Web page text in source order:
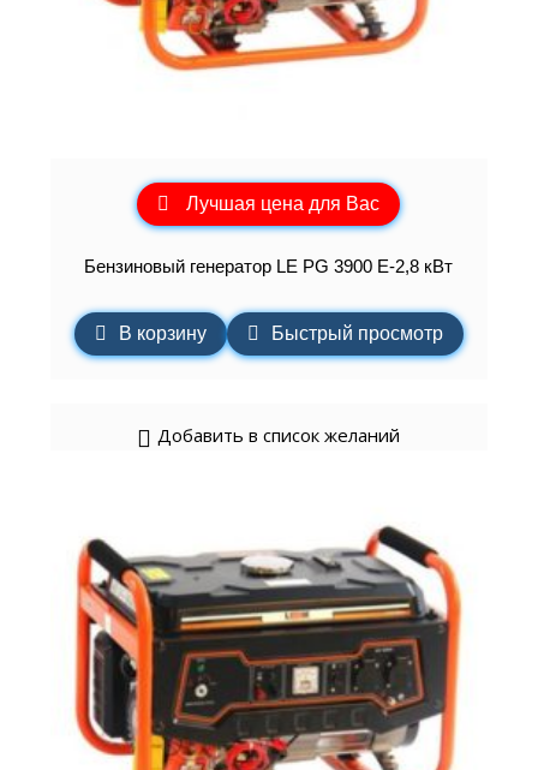
Лучшая цена для Вас
Бензиновый генератор LE PG 3900 E-2,8 кВт
В корзину Быстрый просмотр
Добавить в список желаний